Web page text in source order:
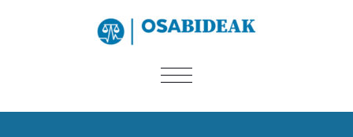
CAMBIAR